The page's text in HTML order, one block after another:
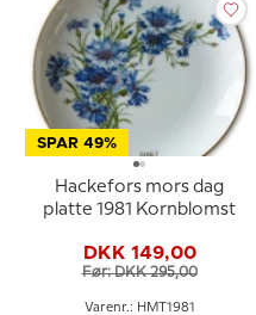
SPAR 49%
Hackefors mors dag
platte 1981 Kornblomst
DKK 149,00
Før: DKK 295,00
Varenr.: HMT1981